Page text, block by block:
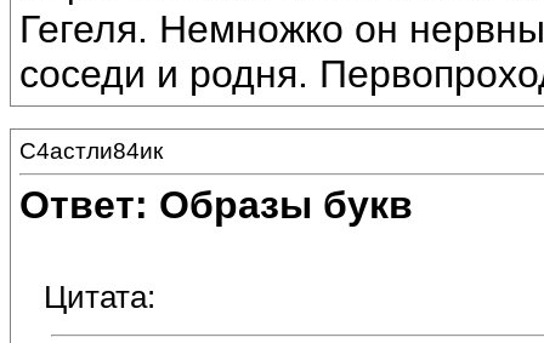
Гегеля. Немножко он
соседи и родня.
С4астли84ик
Ответ: Образы букв
Цитата: